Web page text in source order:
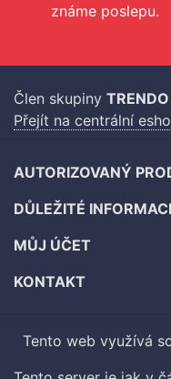
známe poslepu.
Člen skupiny
Přejít na centrální
AUTORIZOVANÝ
DŮLEŽITÉ
MŮJ ÚČET
KONTAKT
Tento web využívá